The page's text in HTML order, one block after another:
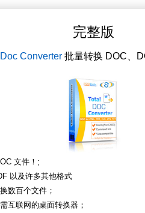
完整版
Converter批量转换 DOC、
文件！;
以及许多其他格式
数百个文件；
互联网的桌面转换器；